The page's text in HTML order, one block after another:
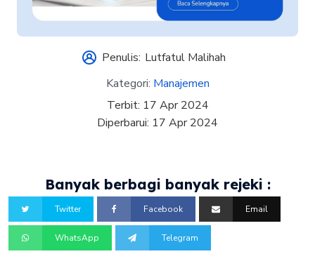
Penulis: Lutfatul Malihah
Kategori: Manajemen
Terbit: 17 Apr 2024
Diperbarui: 17 Apr 2024
Banyak berbagi banyak rejeki :
Twitter Facebook Email
WhatsApp Telegram